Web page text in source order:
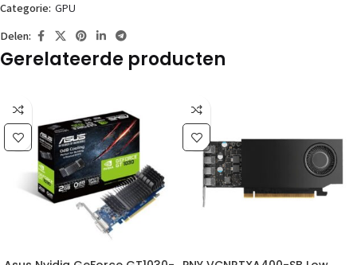
Categorie: GPU
Delen:
Gerelateerde producten